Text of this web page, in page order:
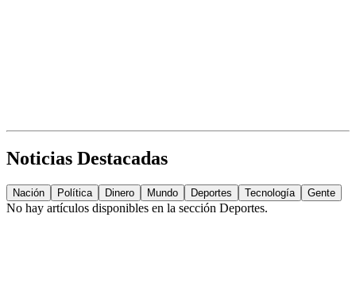
Noticias Destacadas
Nación Política Dinero Mundo Deportes Tecnología Gente
No hay artículos disponibles en la sección Deportes.